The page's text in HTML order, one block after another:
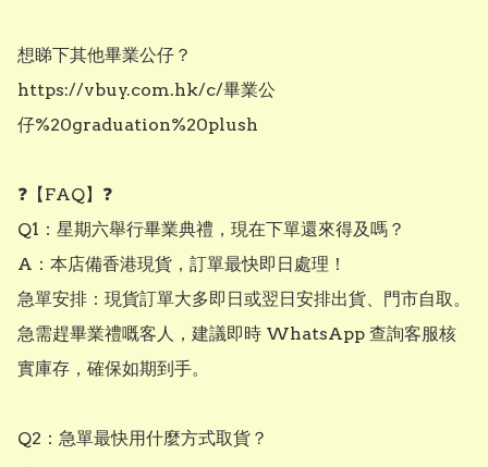
想睇下其他畢業公仔？
https://vbuy.com.hk/c/畢業公
仔%20graduation%20plush
❓【FAQ】❓
Q1：星期六舉行畢業典禮，現在下單還來得及嗎？
A：本店備香港現貨，訂單最快即日處理！
急單安排：現貨訂單大多即日或翌日安排出貨、門市自取。
急需趕畢業禮嘅客人，建議即時 WhatsApp 查詢客服核
實庫存，確保如期到手。
Q2：急單最快用什麼方式取貨？